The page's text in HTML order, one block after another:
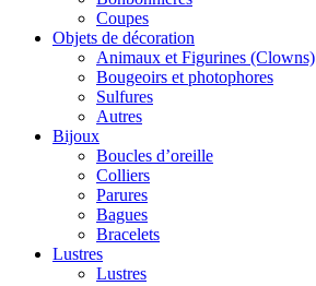
Coupes
Objets de décoration
Animaux et Figurines (Clowns)
Bougeoirs et photophores
Sulfures
Autres
Bijoux
Boucles d’oreille
Colliers
Parures
Bagues
Bracelets
Lustres
Lustres